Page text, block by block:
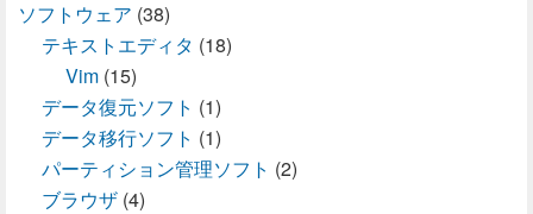
ソフトウェア (38)
テキストエディタ (18)
Vim (15)
データ復元ソフト (1)
データ移行ソフト (1)
パーティション管理ソフト (2)
ブラウザ (4)